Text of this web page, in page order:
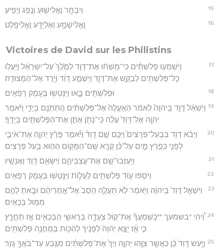
15 וְיִבְחָ֥ר וֶאֱלִישׁ֖וּעַ וְנֶ֥פֶג וְיָפִֽיעַ׃
16 וֶאֱלִישָׁמָ֥ע וְאֶלְיָדָ֖ע וֶאֱלִיפָֽלֶט׃
Victoires de David sur les Philistins
17
וַיִּשְׁמְע֣וּ פְלִשְׁתִּ֗ים כִּי־מָשְׁח֨וּ אֶת־דָּוִ֤ד לְמֶ֙לֶךְ֙ עַל־יִשְׂרָאֵ֔ל וַיַּעֲל֥וּ
כָל־פְּלִשְׁתִּ֖ים לְבַקֵּ֣שׁ אֶת־דָּוִ֑ד וַיִּשְׁמַ֣ע דָּוִ֔ד וַיֵּ֖רֶד אֶל־הַמְּצוּדָֽה׃
18 וּפְלִשְׁתִּ֖ים בָּ֑אוּ וַיִּנָּטְשׁ֖וּ בְּעֵ֥מֶק רְפָאִֽים׃
19 וַיִּשְׁאַ֨ל דָּוִ֤ד בַּֽיהוָה֙ לֵאמֹ֔ר הַאֶֽעֱלֶה֙ אֶל־פְּלִשְׁתִּ֔ים הֲתִתְּנֵ֖ם בְּיָדִ֑י וַיֹּ֨אמֶר
יְהוָ֤ה אֶל־דָּוִד֙ עֲלֵ֔ה כִּֽי־נָתֹ֥ן אֶתֵּ֛ן אֶת־הַפְּלִשְׁתִּ֖ים בְּיָדֶֽךָ׃
20
וַיָּבֹ֨א דָוִ֥ד בְּבַֽעַל־פְּרָצִים֮ וַיַּכֵּ֣ם שָׁ֣ם דָּוִד֒ וַיֹּ֕אמֶר פָּרַ֨ץ יְהוָ֧ה אֶת־אֹיְבַ֛י
לְפָנַ֖י כְּפֶ֣רֶץ מָ֑יִם עַל־כֵּ֗ן קָרָ֛א שֵֽׁם־הַמָּק֥וֹם הַה֖וּא בַּ֥עַל פְּרָצִֽים׃
21 וַיַּעַזְבוּ־שָׁ֖ם אֶת־עֲצַבֵּיהֶ֑ם וַיִּשָּׂאֵ֥ם דָּוִ֖ד וַאֲנָשָֽׁיו׃
22 וַיֹּסִ֥פוּ ע֛וֹד פְּלִשְׁתִּ֖ים לַֽעֲל֑וֹת וַיִּנָּֽטְשׁ֖וּ בְּעֵ֥מֶק רְפָאִֽים׃
23
וַיִּשְׁאַ֤ל דָּוִד֙ בַּֽיהוָ֔ה וַיֹּ֖אמֶר לֹ֣א תַעֲלֶ֑ה הָסֵב֙ אֶל־אַ֣חֲרֵיהֶ֔ם וּבָ֥אתָ לָהֶ֖ם
מִמּ֥וּל בְּכָאִֽים׃
24 וִ֠יהִי *בשמעך **כְּֽשָׁמְעֲךָ֞ אֶת־ק֧וֹל צְעָדָ֛ה בְּרָאשֵׁ֥י הַבְּכָאִ֖ים אָ֣ז תֶּחֱרָ֑ץ
כִּ֣י אָ֗ז יָצָ֤א יְהוָה֙ לְפָנֶ֔יךָ לְהַכּ֖וֹת בְּמַחֲנֵ֥ה פְלִשְׁתִּֽים׃
25 וַיַּ֤עַשׂ דָּוִד֙ כֵּ֔ן כַּאֲשֶׁ֥ר צִוָּ֖הוּ יְהוָ֑ה וַיַּךְ֙ אֶת־פְּלִשְׁתִּ֔ים מִגֶּ֖בַע עַד־בֹּאֲךָ֥ גָֽזֶר׃